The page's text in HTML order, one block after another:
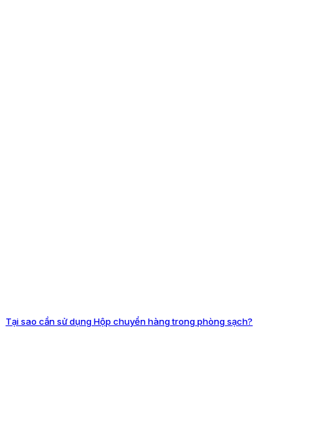
Tại sao cần sử dụng Hộp chuyển hàng trong phòng sạch?